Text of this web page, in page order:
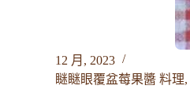
12 月, 2023
瞇瞇眼覆盆莓果醬 料理,